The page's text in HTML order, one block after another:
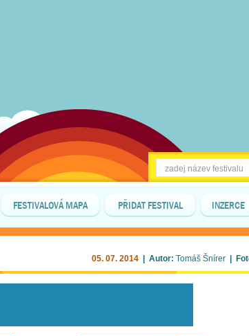
FESTIVALOVÁ MAPA PŘIDAT FESTIVAL INZERCE
05. 07. 2014 | Autor: Tomáš Šnírer |